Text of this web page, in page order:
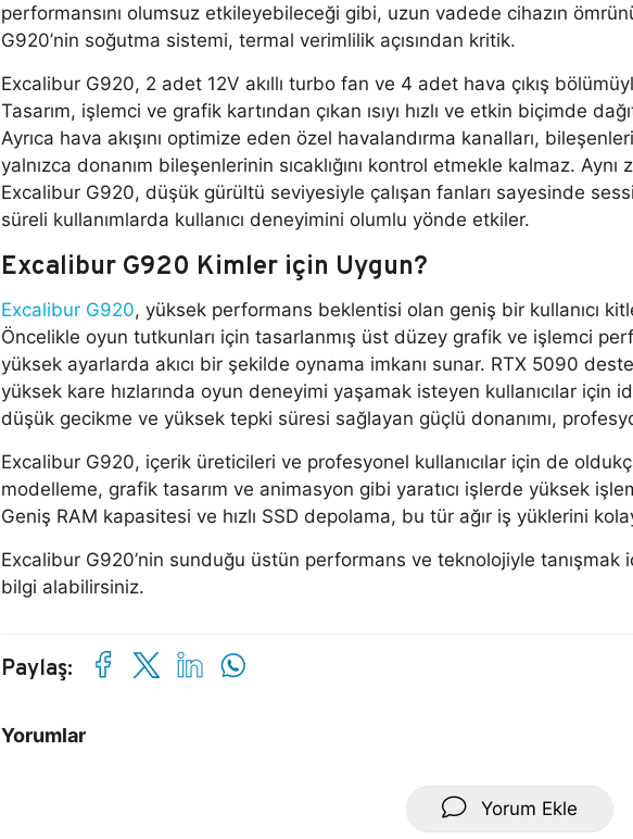
performansını olumsuz etkileyebileceği gibi, uzun vadede cihazın
G920’nin soğutma sistemi, termal verimlilik açısından kritik.
Excalibur G920, 2 adet 12V akıllı turbo fan ve 4 adet hava çıkış
Tasarım, işlemci ve grafik kartından çıkan ısıyı hızlı ve etkin biçimde
Ayrıca hava akışını optimize eden özel havalandırma kanalları,
yalnızca donanım bileşenlerinin sıcaklığını kontrol etmekle kalmaz. Aynı
Excalibur G920, düşük gürültü seviyesiyle çalışan fanları sayesinde
süreli kullanımlarda kullanıcı deneyimini olumlu yönde etkiler.
Excalibur G920 Kimler için Uygun?
Excalibur G920, yüksek performans beklentisi olan geniş bir kullanıcı
Öncelikle oyun tutkunları için tasarlanmış üst düzey grafik ve işlemci
yüksek ayarlarda akıcı bir şekilde oynama imkanı sunar. RTX 5090
yüksek kare hızlarında oyun deneyimi yaşamak isteyen kullanıcılar için
düşük gecikme ve yüksek tepki süresi sağlayan güçlü donanımı,
Excalibur G920, içerik üreticileri ve profesyonel kullanıcılar için de
modelleme, grafik tasarım ve animasyon gibi yaratıcı işlerde yüksek
Geniş RAM kapasitesi ve hızlı SSD depolama, bu tür ağır iş yüklerini
Excalibur G920’nin sunduğu üstün performans ve teknolojiyle
bilgi alabilirsiniz.
Paylaş:
Yorumlar
Yorum Ekle